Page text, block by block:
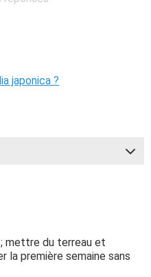
japonica ?
mettre du terreau et
la première semaine sans